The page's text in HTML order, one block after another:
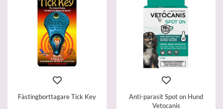
Fästingborttagare Tick Key
Anti-parasit Spot on Hund
Vetocanis